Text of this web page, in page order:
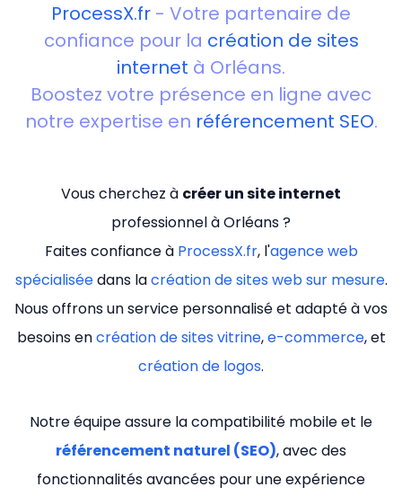
ProcessX.fr - Votre partenaire de
confiance pour la création de sites
internet à Orléans.
Boostez votre présence en ligne avec
notre expertise en référencement SEO.
Vous cherchez à créer un site internet
professionnel à Orléans ?
Faites confiance à ProcessX.fr, l'agence web
spécialiséedans lacréation de sites web sur mesure.
Nous offrons un service personnalisé et adapté à vos
besoins encréation de sites vitrine,e-commerce, et
création de logos.
Notre équipe assure la compatibilité mobile et le
référencement naturel (SEO), avec des
fonctionnalités avancées pour une expérience